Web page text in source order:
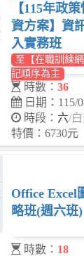
【115年政
資方案】資
入實務班
至【在職訓練
記順序為主
時數： 36
日期：115/
時段： 六/
特價：6730元
Office Excel
略班(週六班)
時數： 18